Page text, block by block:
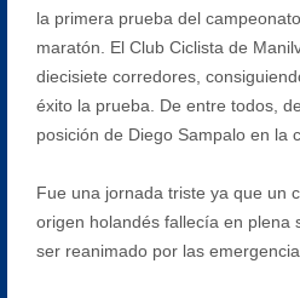
la primera prueba del
maratón. El Club Ciclista de
diecisiete corredores,
éxito la prueba. De entre todos,
posición de Diego Sampalo en la
Fue una jornada triste ya que un
origen holandés fallecía en plena
ser reanimado por las